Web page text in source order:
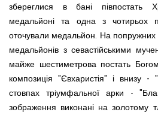
збереглися в бані півпостать
медальйоні та одна з чотирьох
оточували медальйон. На попружних
медальйонів з севастійськими
майже шестиметрова постать
композиція "Євхаристія" і внизу -
стовпах тріумфальної арки -
зображення виконані на золотому